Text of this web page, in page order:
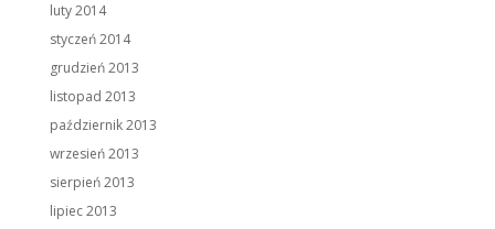
luty 2014
styczeń 2014
grudzień 2013
listopad 2013
październik 2013
wrzesień 2013
sierpień 2013
lipiec 2013